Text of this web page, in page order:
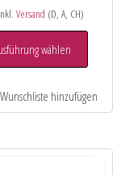
Versand (D, A, CH)
wählen